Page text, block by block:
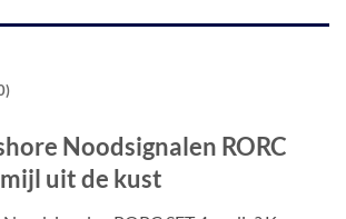
Noodsignalen RORC
uit de kust